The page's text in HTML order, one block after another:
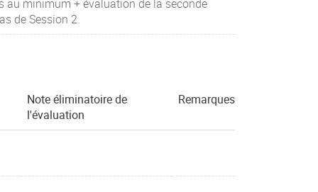
au minimum + évaluation de la seconde
de Session 2.
Note éliminatoire de
l'évaluation
Remarques